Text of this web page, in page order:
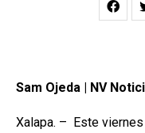
Sam Ojeda | NV
Xalapa. – Este